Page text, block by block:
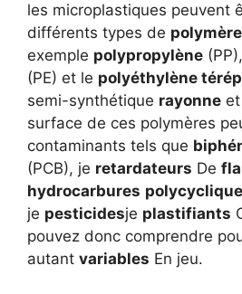
les microplastiques peuvent
différents types de
exemple polypropylène
(PE) et le polyéthylène
semi-synthétique rayonne
surface de ces polymères
contaminants tels que
(PCB), je retardateurs De
hydrocarbures polycyclique
je pesticidesje plastifiants
pouvez donc comprendre
autant variables En jeu.